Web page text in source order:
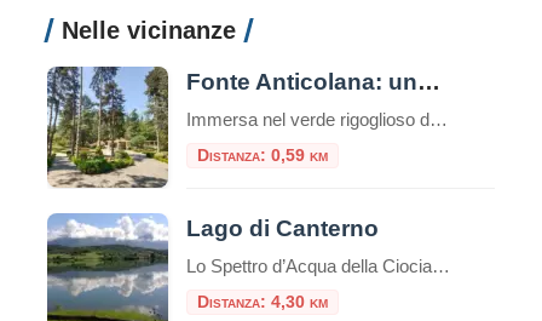
Nelle vicinanze
Fonte Anticolana: una parentesi di benessere tra la natura e storia
Immersa nel verde rigoglioso del Lazio, la Fonte Anticolana di Fiuggi rappresenta un connubio perfetto tra benessere termale, natura incontaminata e intrattenimento. Se la vicina Fonte Bonifacio VIII è storicamente consacrata alla cura del corpo e alla sacralità della tradizione, la Fonte Anticolana (conosciuta anche come “Fonte Nuova”) si presenta come il polmone verde e […]
Distanza: 0,59 km
Lago di Canterno
Lo Spettro d’Acqua della Ciociaria che Appare e Scompare Nel cuore pulsante della Ciociaria, incastonato tra i profili sinuosi dei Monti Ernici, sorge il Lago di Canterno, uno specchio d’acqua che custodisce un’anima tanto affascinante quanto misteriosa. Non è un lago come gli altri: la sua fama di “lago fantasma” lo precede, un luogo dove […]
Distanza: 4,30 km